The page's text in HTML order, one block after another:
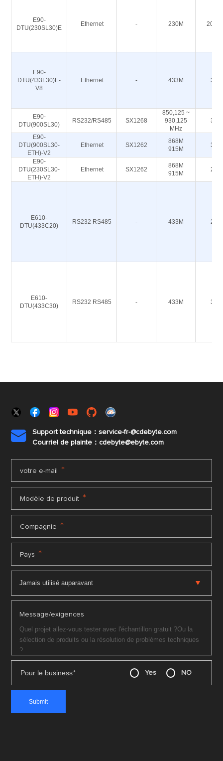
E90-
DTU(230SL30)E
Ethernet - 230M 20/30
E90-
DTU(433L30)E-
V8
Ethernet - 433M 30
E90-
DTU(900SL30)
RS232/RS485 SX1268
850,125 ~
930,125
MHz
30
E90-
DTU(900SL30-
ETH)-V2
Ethernet SX1262
868M
915M
30
E90-
DTU(230SL30-
ETH)-V2
Ethernet SX1262
868M
915M
22
E610-
DTU(433C20)
RS232 RS485 - 433M 20
E610-
DTU(433C30)
RS232 RS485 - 433M 30

Support technique：service-fr-@cdebyte.com
Courriel de plainte：cdebyte@ebyte.com
votre e-mail *
Modèle de produit *
Compagnie *
Pays *
Message/exigences
Pour le business* Yes NO